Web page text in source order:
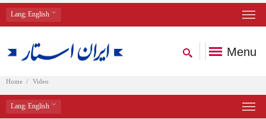
Lang: English
Menu
Home Video
Lang: English